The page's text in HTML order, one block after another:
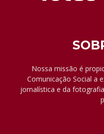
Nossa missão é
Comunicação Social a
jornalística e da